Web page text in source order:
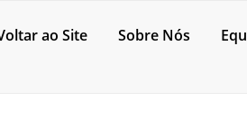
ao Site Sobre Nós